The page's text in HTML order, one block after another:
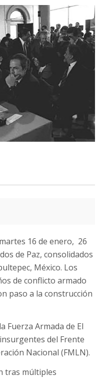
16 de enero, 26
de Paz, consolidados
México. Los
de conflicto armado
paso a la construcción
Fuerza Armada de El
del Frente
Nacional (FMLN).
tras múltiples